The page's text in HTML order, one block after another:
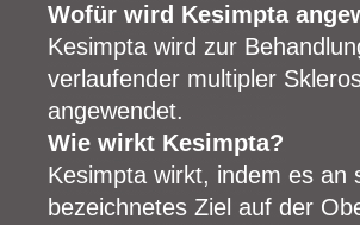
Wofür wird Kesimpta
Kesimpta wird zur
verlaufender multipler
angewendet.
Wie wirkt Kesimpta?
Kesimpta wirkt, indem es an
bezeichnetes Ziel auf der